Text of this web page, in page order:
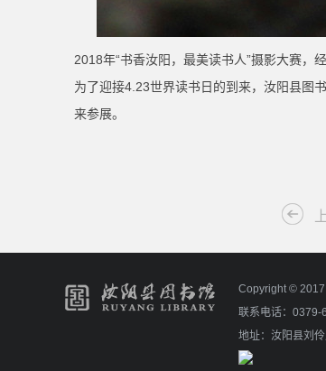
2018年“书香汝阳，最美读书人”摄影大赛，
为了迎接4.23世界读书日的到来，汝阳县图
来参展。
Copyright ©
联系电话：0379-
地址：汝阳县刘